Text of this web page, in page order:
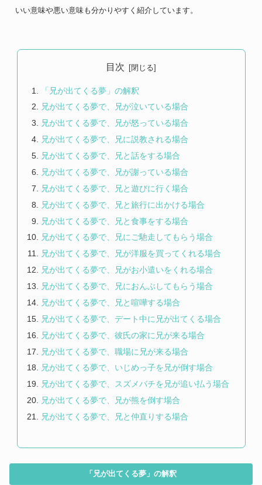
いい意味や悪い意味も分かりやすく紹介しています。
目次
「兄が出てくる夢」の解釈
兄が出てくる夢で、兄が泣いている場合
兄が出てくる夢で、兄が怒っている場合
兄が出てくる夢で、兄に説教される場合
兄が出てくる夢で、兄と話をする場合
兄が出てくる夢で、兄が謝っている場合
兄が出てくる夢で、兄と遊びに行く場合
兄が出てくる夢で、兄と旅行に出かける場合
兄が出てくる夢で、兄と食事をする場合
兄が出てくる夢で、兄にご馳走してもらう場合
兄が出てくる夢で、兄が洋服を買ってくれる場合
兄が出てくる夢で、兄がお小遣いをくれる場合
兄が出てくる夢で、兄におんぶしてもらう場合
兄が出てくる夢で、兄と喧嘩する場合
兄が出てくる夢で、デート中に兄が出てくる場合
兄が出てくる夢で、彼氏の家に兄が来る場合
兄が出てくる夢で、職場に兄が来る場合
兄が出てくる夢で、いじめっ子を兄が倒す場合
兄が出てくる夢で、スズメバチを兄が追い払う場合
兄が出てくる夢で、兄が熊を倒す場合
兄が出てくる夢で、兄と仲直りする場合
「兄が出てくる夢」の解釈